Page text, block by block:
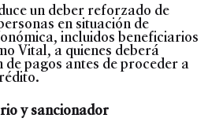
un deber reforzado de
en situación de
incluidos beneficiarios
Vital, a quienes deberá
pagos antes de proceder a
y sancionador